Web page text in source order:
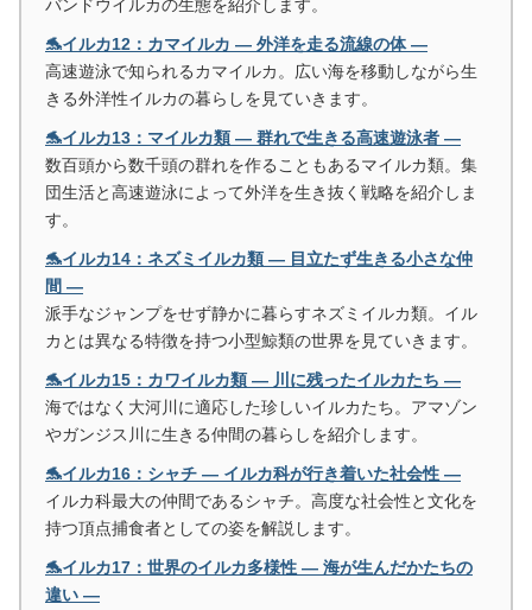
バンドウイルカの生態を紹介します。
🐬イルカ12：カマイルカ ― 外洋を走る流線の体 ―
高速遊泳で知られるカマイルカ。広い海を移動しながら生
きる外洋性イルカの暮らしを見ていきます。
🐬イルカ13：マイルカ類 ― 群れで生きる高速遊泳者 ―
数百頭から数千頭の群れを作ることもあるマイルカ類。集
団生活と高速遊泳によって外洋を生き抜く戦略を紹介しま
す。
🐬イルカ14：ネズミイルカ類 ― 目立たず生きる小さな仲
間 ―
派手なジャンプをせず静かに暮らすネズミイルカ類。イル
カとは異なる特徴を持つ小型鯨類の世界を見ていきます。
🐬イルカ15：カワイルカ類 ― 川に残ったイルカたち ―
海ではなく大河川に適応した珍しいイルカたち。アマゾン
やガンジス川に生きる仲間の暮らしを紹介します。
🐬イルカ16：シャチ ― イルカ科が行き着いた社会性 ―
イルカ科最大の仲間であるシャチ。高度な社会性と文化を
持つ頂点捕食者としての姿を解説します。
🐬イルカ17：世界のイルカ多様性 ― 海が生んだかたちの
違い ―